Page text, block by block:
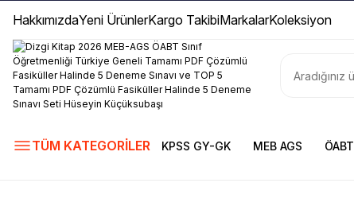
HakkımızdaYeni ÜrünlerKargo TakibiMarkalarKoleksiyon
TÜM KATEGORİLER KPSS GY-GK MEB AGS ÖABT